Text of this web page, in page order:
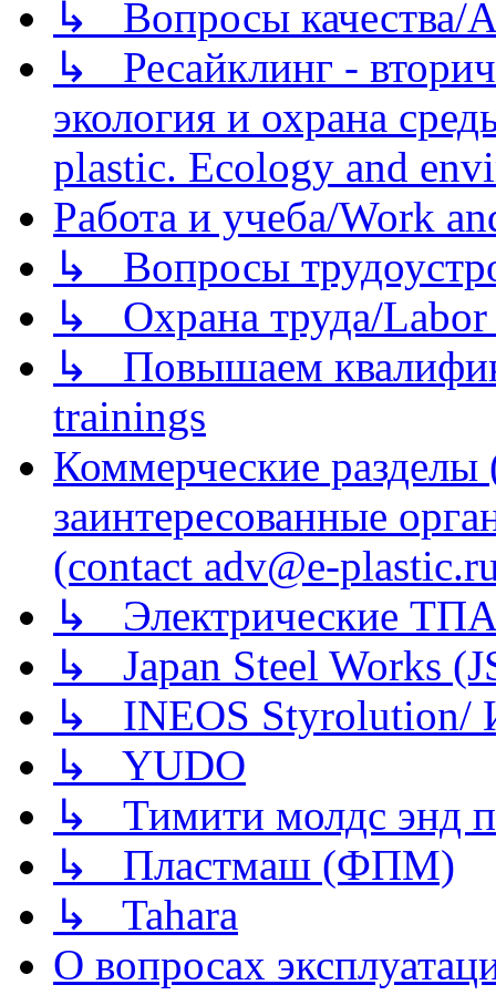
↳ Вопросы качества/
↳ Ресайклинг -
экология и охрана
plastic. Ecology and
Работа и учеба/Work
↳ Вопросы
↳ Охрана труда/Labor
↳ Повышаем
trainings
Коммерческие
заинтересованные
(contact adv@e-
↳ Электрические
↳ Japan Steel Works
↳ INEOS
↳ YUDO
↳ Тимити молдс энд
↳ Пластмаш (ФПМ)
↳ Tahara
О вопросах